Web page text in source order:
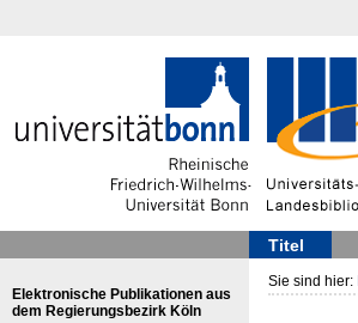
Titel
Elektronische Publikationen aus
dem Regierungsbezirk Köln
Sie sind hier: